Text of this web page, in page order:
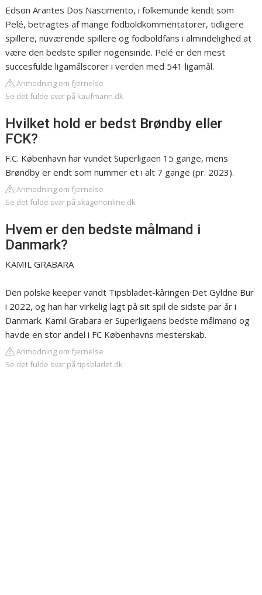
Edson Arantes Dos Nascimento, i folkemunde kendt som
Pelé, betragtes af mange fodboldkommentatorer, tidligere
spillere, nuværende spillere og fodboldfans i almindelighed at
være den bedste spiller nogensinde. Pelé er den mest
succesfulde ligamålscorer i verden med 541 ligamål.
Anmodning om fjernelse
Se det fulde svar på kaufmann.dk
Hvilket hold er bedst Brøndby eller
FCK?
F.C. København har vundet Superligaen 15 gange, mens
Brøndby er endt som nummer et i alt 7 gange (pr. 2023).
Anmodning om fjernelse
Se det fulde svar på skagenonline.dk
Hvem er den bedste målmand i
Danmark?
KAMIL GRABARA
Den polske keeper vandt Tipsbladet-kåringen Det Gyldne Bur
i 2022, og han har virkelig lagt på sit spil de sidste par år i
Danmark. Kamil Grabara er Superligaens bedste målmand og
havde en stor andel i FC Københavns mesterskab.
Anmodning om fjernelse
Se det fulde svar på tipsbladet.dk